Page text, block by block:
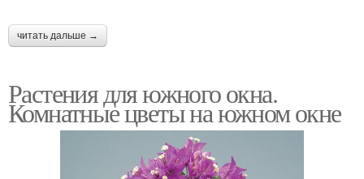
читать дальше →
Растения для южного окна.
Комнатные цветы на южном окне